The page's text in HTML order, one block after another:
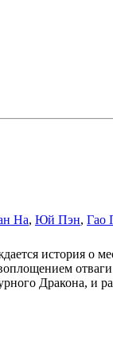
На, Юй Пэн, Гао
история о
Дракона,